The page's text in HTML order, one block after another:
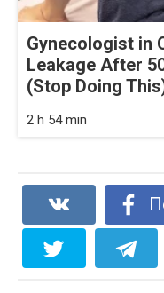
Gynecologist in
Leakage After
(Stop Doing
2 h 54 min